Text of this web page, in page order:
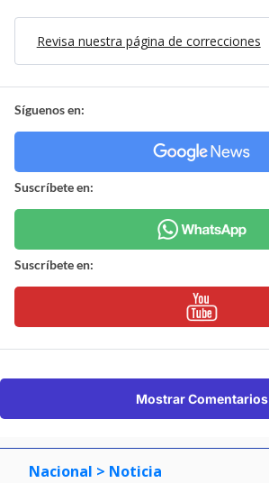
Revisa nuestra página de correcciones
Síguenos en:
Suscríbete en:
Suscríbete en:
Mostrar Comentarios
Nacional > Noticia